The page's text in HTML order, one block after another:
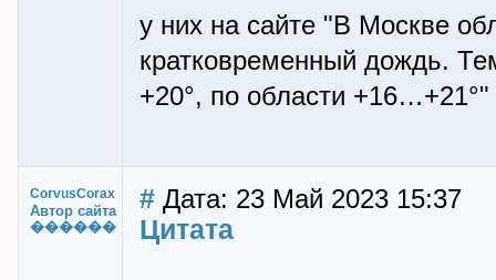
у них на сайте "В Москве
кратковременный дождь.
+20°, по области +16…+21°"
CorvusCorax
Автор сайта
������
# Дата: 23 Май 2023 15:37
Цитата